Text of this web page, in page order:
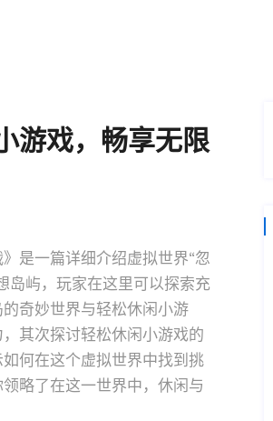
游戏，畅享无限
是一篇详细介绍虚拟世界“忽
岛屿，玩家在这里可以探索充
奇妙世界与轻松休闲小游
其次探讨轻松休闲小游戏的
何在这个虚拟世界中找到挑
略了在这一世界中，休闲与